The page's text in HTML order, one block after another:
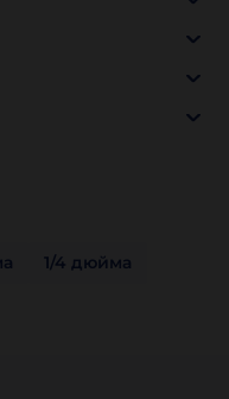
1/4 дюйма